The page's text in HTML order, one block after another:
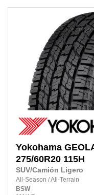
Yokohama
275/60R20 115H
SUV/Camión Ligero
All-Season /All-Terrain
BSW